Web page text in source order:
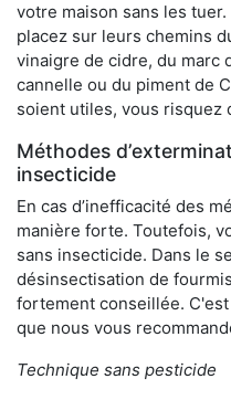
votre maison sans les
placez sur leurs chemins
vinaigre de cidre, du marc
cannelle ou du piment de
soient utiles, vous risquez
Méthodes
insecticide
En cas d’inefficacité des
manière forte. Toutefois,
sans insecticide. Dans le
désinsectisation de
fortement conseillée.
que nous vous
Technique sans pesticide